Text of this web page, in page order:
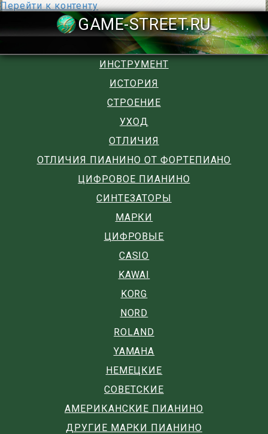
Перейти к контенту
GAME-
ИНСТРУМЕНТ
ИСТОРИЯ
СТРОЕНИЕ
УХОД
ОТЛИЧИЯ
ОТЛИЧИЯ ПИАНИНО ОТ ФОРТЕПИАНО
ЦИФРОВОЕ ПИАНИНО
СИНТЕЗАТОРЫ
МАРКИ
ЦИФРОВЫЕ
CASIO
KAWAI
KORG
NORD
ROLAND
YAMAHA
НЕМЕЦКИЕ
СОВЕТСКИЕ
АМЕРИКАНСКИЕ ПИАНИНО
ДРУГИЕ МАРКИ ПИАНИНО